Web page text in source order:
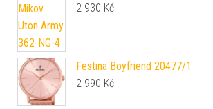
2 930 Kč
Festina Boyfriend 20477/1
2 990 Kč